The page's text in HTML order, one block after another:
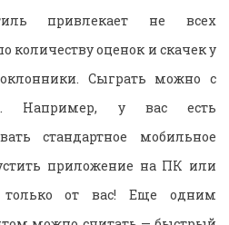
привлекает не всех
количеству оценок и скачек у
Сыграть можно с
Например, у вас есть
стандартное мобильное
приложение на ПК или
только от вас! Еще одним